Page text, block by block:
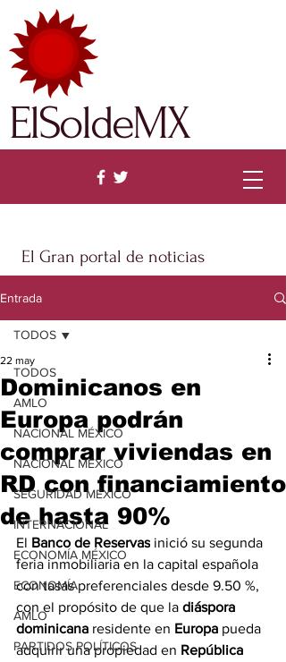
El Gran portal de noticias
ElSoldeMX
Entrada
TODOS
AMLO
NACIONAL MÉXICO
NACIONAL MÉXICO
SEGURIDAD MÉXICO
INTERNACIONAL
ECONOMÍA MÉXICO
ECONOMÍA
AMLO
PARTIDOS POLÍTICOS
TODOS
Dominicanos en
Europa podrán
comprar viviendas en
RD con financiamiento
de hasta 90%
22 may
El Banco de Reservas inició su segunda
feria inmobiliaria en la capital española
con tasas preferenciales desde 9.50 %,
con el propósito de que la diáspora
dominicana residente en Europa pueda
adquirir una propiedad en República